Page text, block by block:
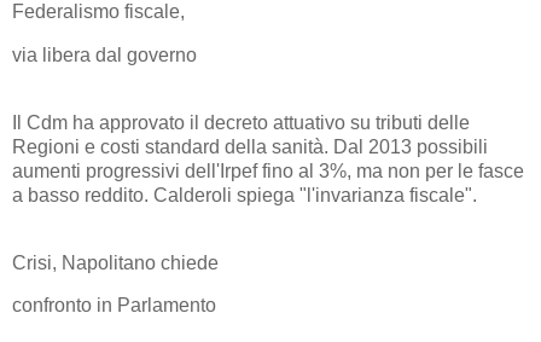
Federalismo fiscale,
via libera dal governo
Il Cdm ha approvato il decreto attuativo su tributi delle
Regioni e costi standard della sanità. Dal 2013 possibili
aumenti progressivi dell'Irpef fino al 3%, ma non per le fasce
a basso reddito. Calderoli spiega "l'invarianza fiscale".
Crisi, Napolitano chiede
confronto in Parlamento